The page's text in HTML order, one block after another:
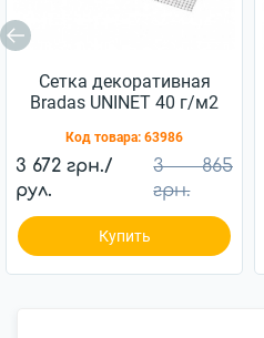
Сетка декоративная
Bradas UNINET 40 г/м2
Код товара: 63986
3 672 грн./
рул.
3 865
грн.
Купить